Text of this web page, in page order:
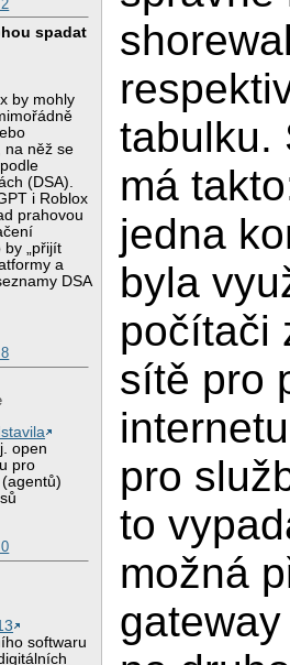
spadat
by mohly
na něž se
(DSA).
i Roblox
prahovou
by „přijít
a
DSA
open
pro
softwaru
tabulku.
má
jedna
byla
počítači
sítě pro
pro
to
možná